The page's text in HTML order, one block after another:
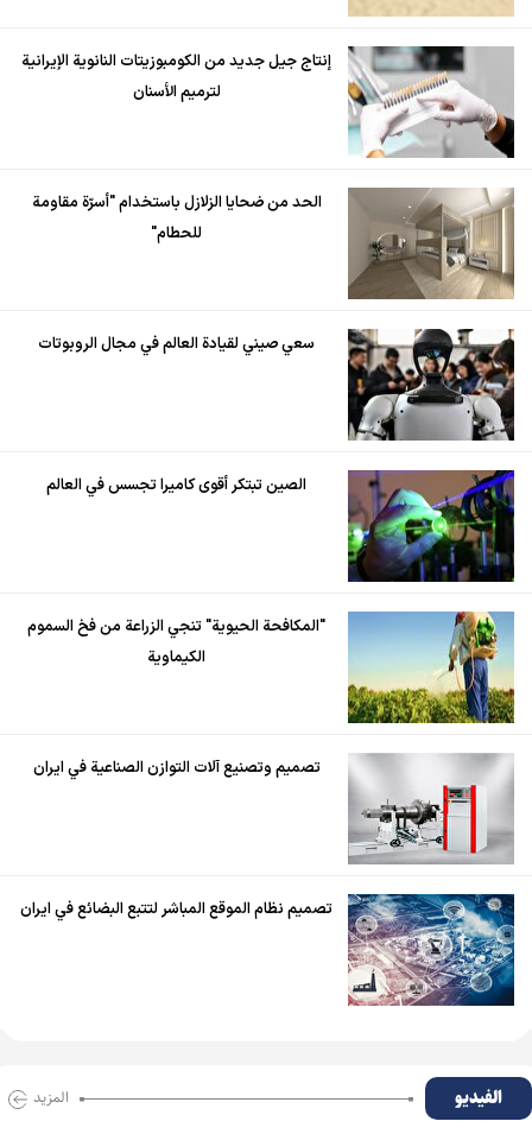
إنتاج جيل جديد من الكومبوزيتات النانوية الإيرانية
لترميم الأسنان
الحد من ضحايا الزلازل باستخدام "أسرّة مقاومة
للحطام"
سعي صيني لقيادة العالم في مجال الروبوتات
الصين تبتكر أقوى كاميرا تجسس في العالم
"المكافحة الحيوية" تنجي الزراعة من فخ السموم
الكيماوية
تصميم وتصنيع آلات التوازن الصناعية في ايران
تصميم نظام الموقع المباشر لتتبع البضائع في ايران
الفیدیو المزید